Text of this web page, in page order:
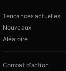
Tendances actuelles
Nouveaux
Aléatoire
Combat d'action